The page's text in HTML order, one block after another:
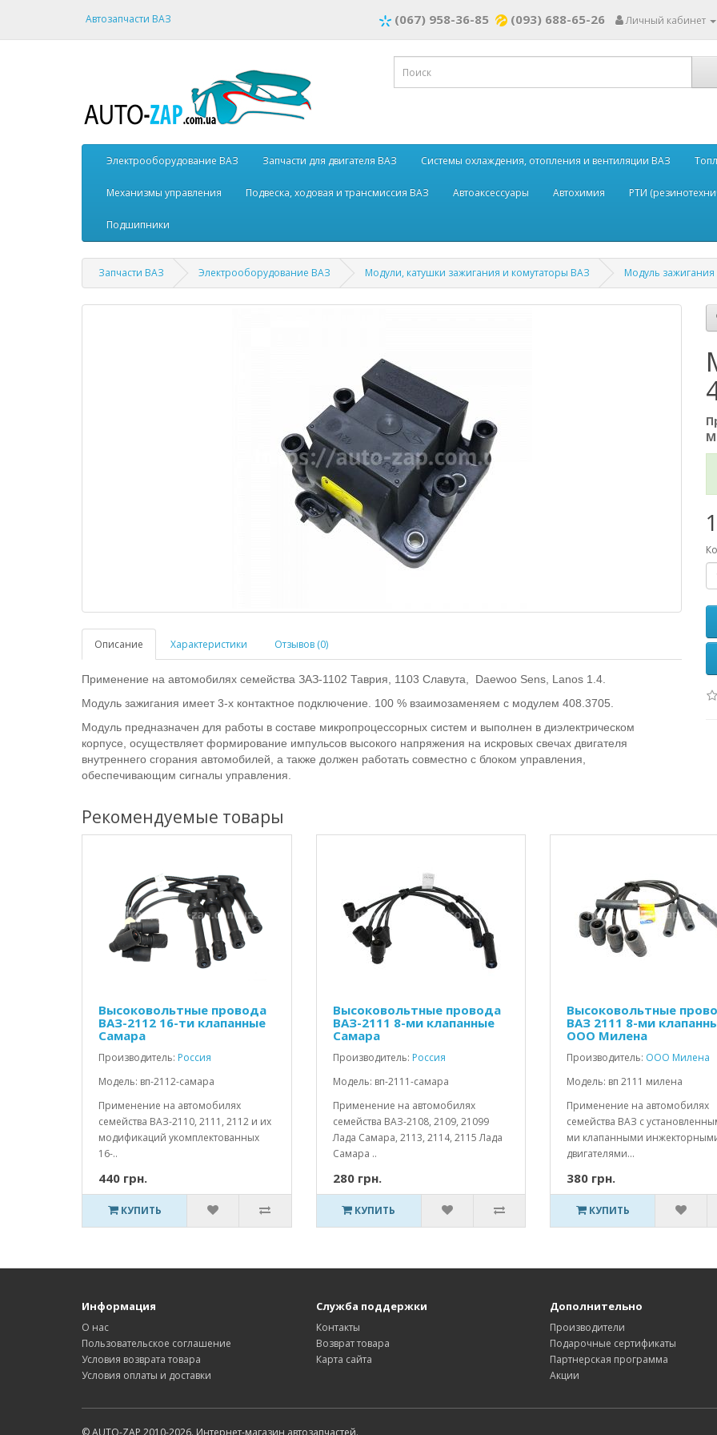
Автозапчасти ВАЗ (067) 958-36-85 (093) 688-65-26 Личный кабинет
Электрооборудование ВАЗ Запчасти для двигателя ВАЗ Системы охлаждения, отопления и вентиляции ВАЗ
Механизмы управления Подвеска, ходовая и трансмиссия ВАЗ Автоаксессуары Автохимия РТИ
Подшипники
Запчасти ВАЗ Электрооборудование ВАЗ Модули, катушки зажигания и комутаторы ВАЗ Модуль
Описание Характеристики Отзывов (0)
Применение на автомобилях семейства ЗАЗ-1102 Таврия, 1103 Славута, Daewoo Sens, Lanos 1.4.
Модуль зажигания имеет 3-х контактное подключение. 100 % взаимозаменяем с модулем 408.3705.
Модуль предназначен для работы в составе микропроцессорных систем и выполнен в диэлектрическом
корпусе, осуществляет формирование импульсов высокого напряжения на искровых свечах двигателя
внутреннего сгорания автомобилей, а также должен работать совместно с блоком управления,
обеспечивающим сигналы управления.
Рекомендуемые товары
Высоковольтные провода
ВАЗ-2112 16-ти клапанные
Самара
Производитель: Россия
Модель: вп-2112-самара
Применение на автомобилях
семейства ВАЗ-2110, 2111, 2112 и их
модификаций укомплектованных
16-..
440 грн.
КУПИТЬ
Высоковольтные провода
ВАЗ-2111 8-ми клапанные
Самара
Производитель: Россия
Модель: вп-2111-самара
Применение на автомобилях
семейства ВАЗ-2108, 2109, 21099
Лада Самара, 2113, 2114, 2115 Лада
Самара ..
280 грн.
КУПИТЬ
Высоковольтные
ВАЗ 2111 8-ми
ООО Милена
Производитель: ООО Милена
Модель: вп 2111 милена
Применение на автомобилях
семейства ВАЗ с
ми клапанными
двигателями...
380 грн.
КУПИТЬ
Информация
О нас
Пользовательское соглашение
Условия возврата товара
Условия оплаты и доставки
Служба поддержки
Контакты
Возврат товара
Карта сайта
Дополнительно
Производители
Подарочные сертификаты
Партнерская программа
Акции
© AUTO-ZAP 2010-2026. Интернет-магазин автозапчастей.